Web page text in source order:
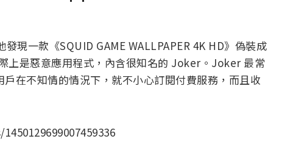
現一款《SQUID GAME WALLPAPER 4K HD》偽裝成
上是惡意應用程式，內含很知名的 Joker。Joker 最常
在不知情的情況下，就不小心訂閱付費服務，而且收